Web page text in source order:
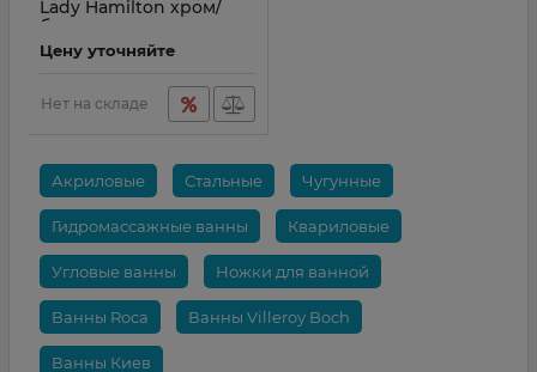
Lady Hamilton хром/
бронза
Цену уточняйте
Нет на складе
Акриловые Стальные Чугунные
Гидромассажные ванны Квариловые
Угловые ванны Ножки для ванной
Ванны Roca Ванны Villeroy Boch
Ванны Киев